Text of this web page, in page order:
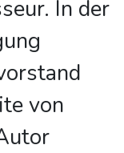
In der
von